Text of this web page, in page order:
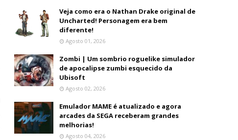
Veja como era o Nathan Drake original de
Uncharted! Personagem era bem
diferente!
Agosto 01, 2026
Zombi | Um sombrio roguelike simulador
de apocalipse zumbi esquecido da
Ubisoft
Agosto 02, 2026
Emulador MAME é atualizado e agora
arcades da SEGA receberam grandes
melhorias!
Agosto 04, 2026